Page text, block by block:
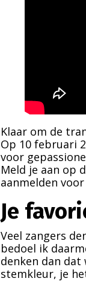
Klaar om de
Op 10 februari
voor
Meld je aan op
aanmelden voor
Je
Veel zangers
bedoel ik
denken dan dat
stemkleur, je